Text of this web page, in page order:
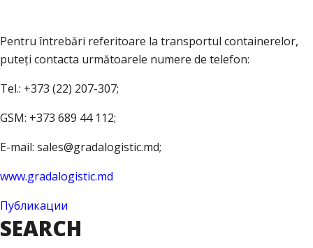
Pentru întrebări referitoare la transportul containerelor,
puteți contacta următoarele numere de telefon:
Tel.: +373 (22) 207-307;
GSM: +373 689 44 112;
E-mail: sales@gradalogistic.md;
www.gradalogistic.md
Публикации
SEARCH